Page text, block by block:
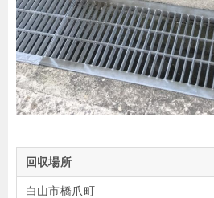
回収場所
白山市橋爪町